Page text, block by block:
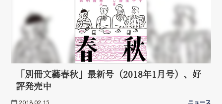
「別冊文藝春秋」最新号（2018年1月号）、好
評発売中
2018.02.15 ニュース